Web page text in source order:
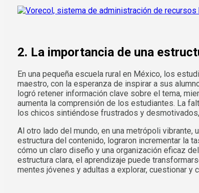
2. La importancia de una
En una pequeña escuela rural en México, los
maestro, con la esperanza de inspirar a sus
logró retener información clave sobre el tema,
aumenta la comprensión de los estudiantes. La
los chicos sintiéndose frustrados y
Al otro lado del mundo, en una metrópoli
estructura del contenido, lograron incrementar la
cómo un claro diseño y una organización eficaz
estructura clara, el aprendizaje puede
mentes jóvenes y adultas a explorar, cuestionar y